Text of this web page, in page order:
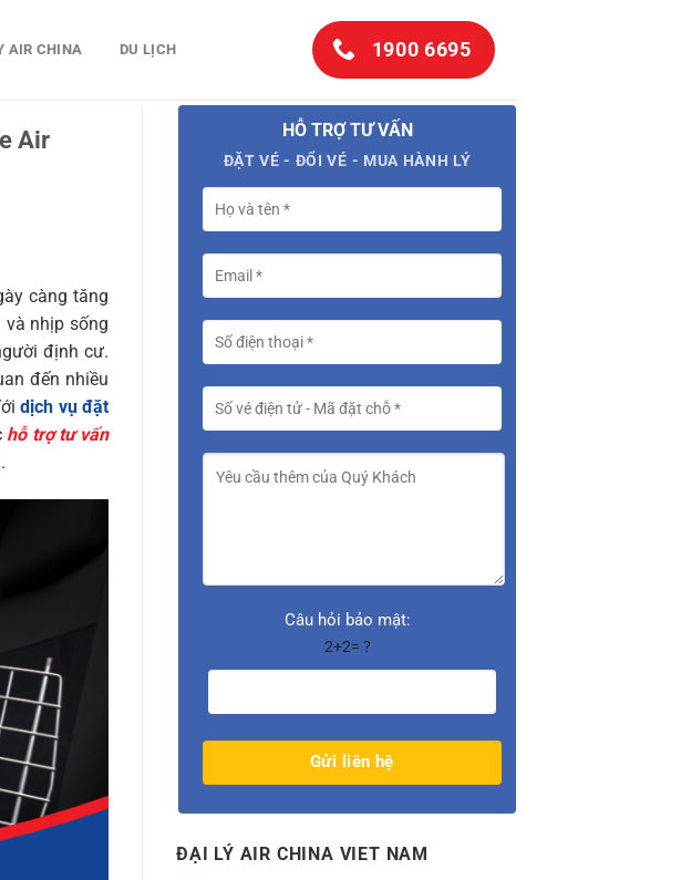
AIR CHINA DU LỊCH 1900 6695
Air
càng tăng
và nhịp sống
định cư.
đến nhiều
dịch vụ đặt
hỗ trợ tư vấn
HỖ TRỢ TƯ VẤN
ĐẶT VÉ - ĐỔI VÉ - MUA HÀNH LÝ
Câu hỏi bảo mật:
2+2= ?
ĐẠI LÝ AIR CHINA VIET NAM